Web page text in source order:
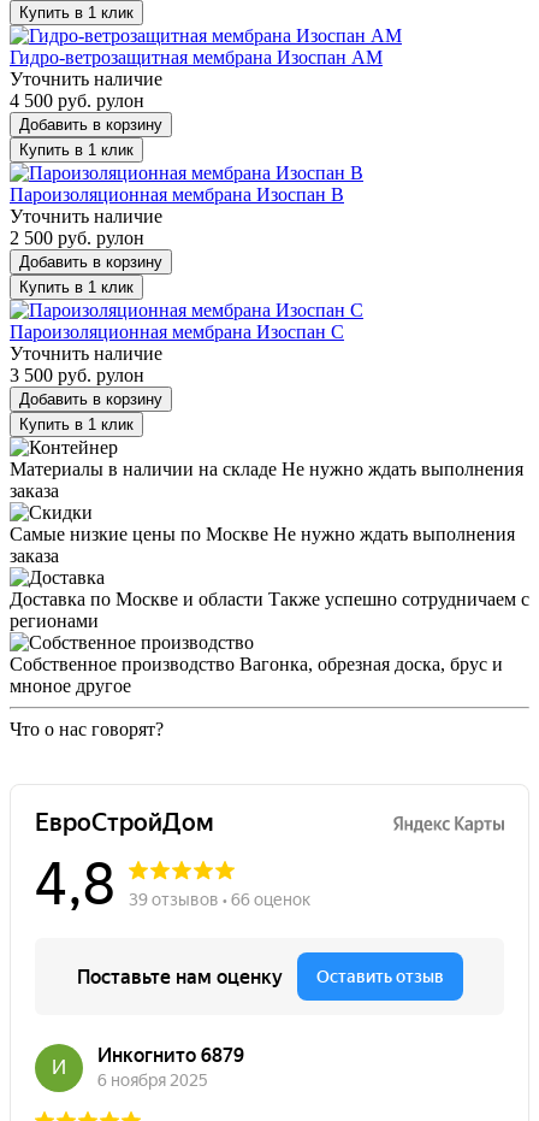
Купить в 1 клик
Гидро-ветрозащитная мембрана Изоспан АМ
Уточнить наличие
4 500 руб. рулон
Добавить в корзину
Купить в 1 клик
Пароизоляционная мембрана Изоспан В
Уточнить наличие
2 500 руб. рулон
Добавить в корзину
Купить в 1 клик
Пароизоляционная мембрана Изоспан С
Уточнить наличие
3 500 руб. рулон
Добавить в корзину
Купить в 1 клик
Материалы в наличии на складе Не нужно ждать выполнения
заказа
Самые низкие цены по Москве Не нужно ждать выполнения
заказа
Доставка по Москве и области Также успешно сотрудничаем с
регионами
Собственное производство Вагонка, обрезная доска, брус и
мноное другое
Что о нас говорят?